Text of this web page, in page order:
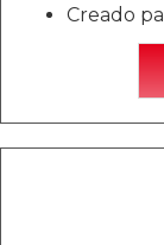
Creado